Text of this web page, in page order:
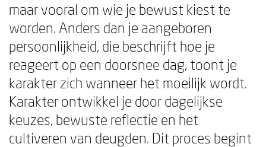
maar vooral om wie je bewust kiest te
worden. Anders dan je aangeboren
persoonlijkheid, die beschrijft hoe je
reageert op een doorsnee dag, toont je
karakter zich wanneer het moeilijk wordt.
Karakter ontwikkel je door dagelijkse
keuzes, bewuste reflectie en het
cultiveren van deugden. Dit proces begint